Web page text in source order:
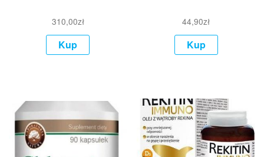
310,00zł
Kup
44,90zł
Kup